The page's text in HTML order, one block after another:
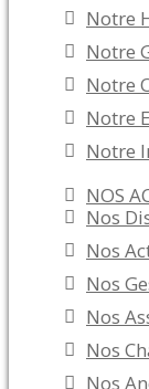
Notre
Notre
Notre
Notre
Notre
NOS
Nos
Nos
Nos
Nos
Nos
Nos